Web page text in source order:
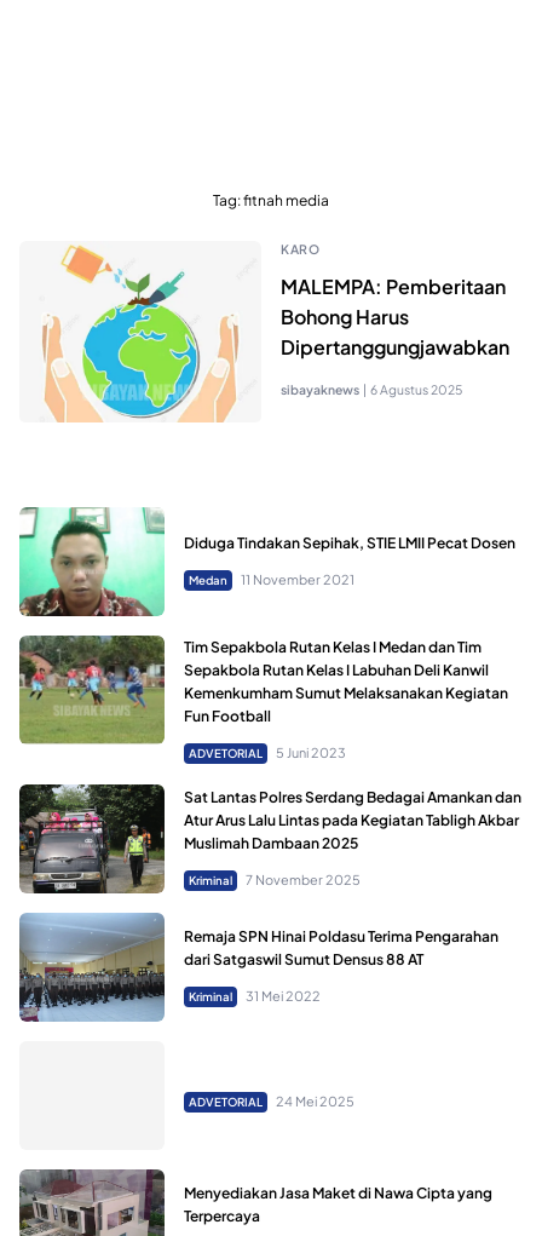
Tag:fitnah media
KARO
MALEMPA: Pemberitaan
Bohong Harus
Dipertanggungjawabkan
sibayaknews | 6 Agustus 2025
Diduga Tindakan Sepihak, STIE LMII Pecat Dosen
Medan 11 November 2021
Tim Sepakbola Rutan Kelas I Medan dan Tim
Sepakbola Rutan Kelas I Labuhan Deli Kanwil
Kemenkumham Sumut Melaksanakan Kegiatan
Fun Football
ADVETORIAL 5 Juni 2023
Sat Lantas Polres Serdang Bedagai Amankan dan
Atur Arus Lalu Lintas pada Kegiatan Tabligh Akbar
Muslimah Dambaan 2025
Kriminal 7 November 2025
Remaja SPN Hinai Poldasu Terima Pengarahan
dari Satgaswil Sumut Densus 88 AT
Kriminal 31 Mei 2022
ADVETORIAL 24 Mei 2025
Menyediakan Jasa Maket di Nawa Cipta yang
Terpercaya